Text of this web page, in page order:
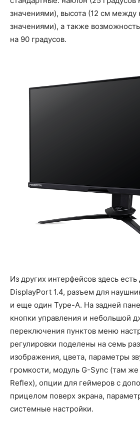
значениями), высота (12 см между
значениями), а также
на 90 градусов.
Из других интерфейсов здесь есть
DisplayPort 1.4, разъем для
и еще один Type-A. На задней
кнопки управления и небольшой
переключения пунктов меню
регулировки поделены на семь
изображения, цвета, параметры
громкости, модуль G-Sync (там же
Reflex), опции для геймеров с
прицелом поверх экрана,
системные настройки.